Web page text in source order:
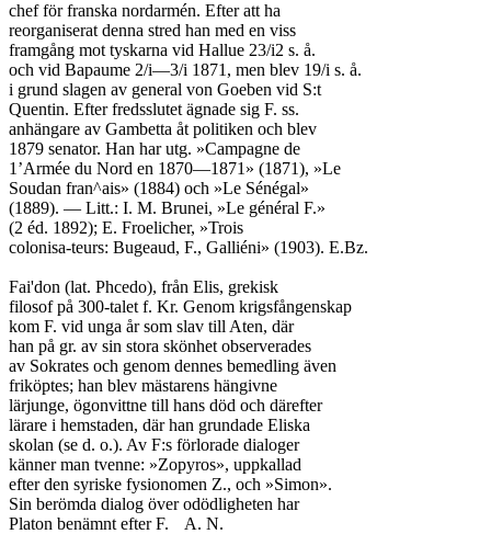
chef för franska nordarmén. Efter att ha
reorganiserat denna stred han med en viss
framgång mot tyskarna vid Hallue 23/i2 s. å.
och vid Bapaume 2/i—3/i 1871, men blev 19/i s. å.
i grund slagen av general von Goeben vid S:t
Quentin. Efter fredsslutet ägnade sig F. ss.
anhängare av Gambetta åt politiken och blev
1879 senator. Han har utg. »Campagne de
1’Armée du Nord en 1870—1871» (1871), »Le
Soudan fran^ais» (1884) och »Le Sénégal»
(1889). — Litt.: I. M. Brunei, »Le général F.»
(2 éd. 1892); E. Froelicher, »Trois
colonisa-teurs: Bugeaud, F., Galliéni» (1903). E.Bz.
Fai'don (lat. Phcedo), från Elis, grekisk
filosof på 300-talet f. Kr. Genom krigsfångenskap
kom F. vid unga år som slav till Aten, där
han på gr. av sin stora skönhet observerades
av Sokrates och genom dennes bemedling även
friköptes; han blev mästarens hängivne
lärjunge, ögonvittne till hans död och därefter
lärare i hemstaden, där han grundade Eliska
skolan (se d. o.). Av F:s förlorade dialoger
känner man tvenne: »Zopyros», uppkallad
efter den syriske fysionomen Z., och »Simon».
Sin berömda dialog över odödligheten har
Platon benämnt efter F.	A. N.